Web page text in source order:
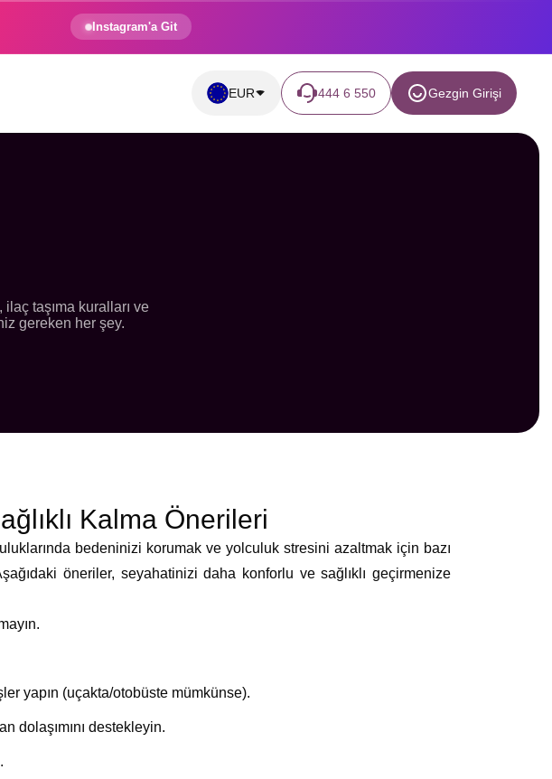
Instagram'a Git
EUR 444 6 550 Gezgin Girişi
taşıma kuralları ve
gereken her şey.
Kalma Önerileri
bedeninizi korumak ve yolculuk stresini azaltmak için bazı
öneriler, seyahatinizi daha konforlu ve sağlıklı geçirmenize
yapın (uçakta/otobüste mümkünse).
dolaşımını destekleyin.